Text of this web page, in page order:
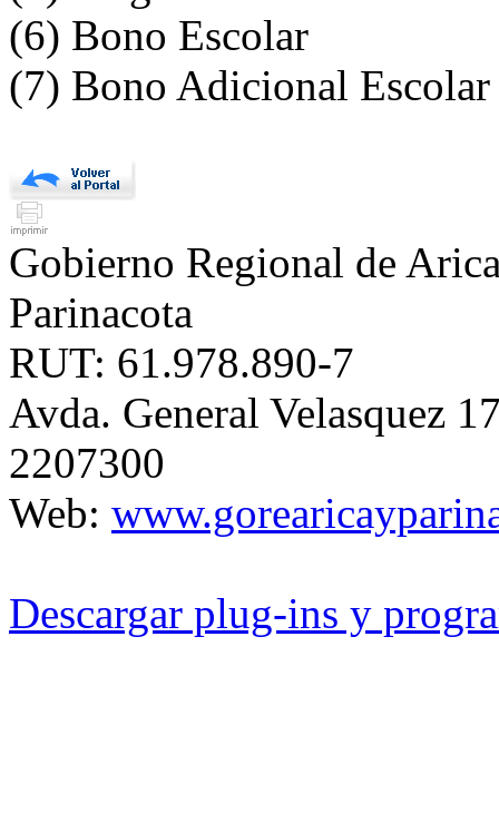
(6) Bono Escolar
(7) Bono Adicional Escolar
Gobierno Regional de
Parinacota
RUT: 61.978.890-7
Avda. General Velasquez
2207300
Web:
Descargar plug-ins y